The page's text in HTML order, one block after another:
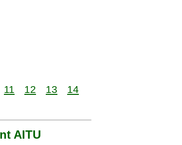
11 12 13
14
AITU